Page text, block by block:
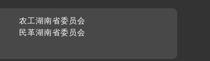
农工湖南省委员会
民革湖南省委员会